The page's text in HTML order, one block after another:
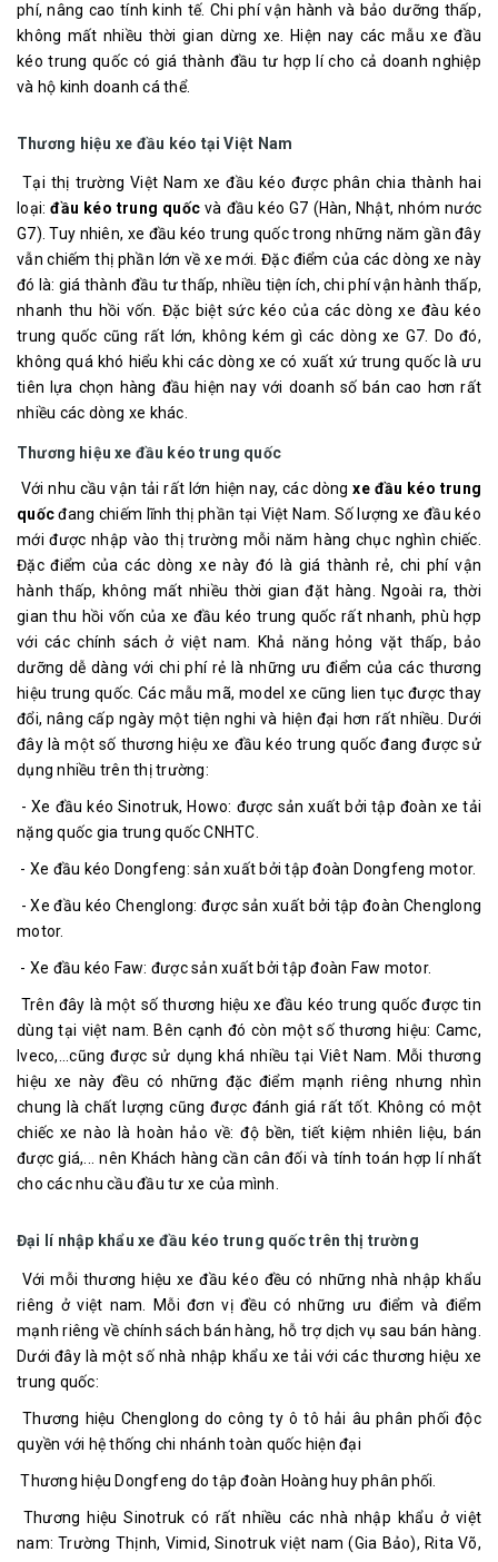
phí, nâng cao tính kinh tế. Chi phí vận hành và bảo dưỡng thấp,
không mất nhiều thời gian dừng xe. Hiện nay các mẫu xe đầu
kéo trung quốc có giá thành đầu tư hợp lí cho cả doanh nghiệp
và hộ kinh doanh cá thể.
Thương hiệu xe đầu kéo tại Việt Nam
Tại thị trường Việt Nam xe đầu kéo được phân chia thành hai
loại:đầu kéo trung quốc và đầu kéo G7 (Hàn, Nhật, nhóm nước
G7). Tuy nhiên, xe đầu kéo trung quốc trong những năm gần đây
vẫn chiếm thị phần lớn về xe mới. Đặc điểm của các dòng xe này
đó là: giá thành đầu tư thấp, nhiều tiện ích, chi phí vận hành thấp,
nhanh thu hồi vốn. Đặc biệt sức kéo của các dòng xe đàu kéo
trung quốc cũng rất lớn, không kém gì các dòng xe G7. Do đó,
không quá khó hiểu khi các dòng xe có xuất xứ trung quốc là ưu
tiên lựa chọn hàng đầu hiện nay với doanh số bán cao hơn rất
nhiều các dòng xe khác.
Thương hiệu xe đầu kéo trung quốc
Với nhu cầu vận tải rất lớn hiện nay, các dòngxe đầu kéo trung
quốcđang chiếm lĩnh thị phần tại Việt Nam. Số lượng xe đầu kéo
mới được nhập vào thị trường mỗi năm hàng chục nghìn chiếc.
Đặc điểm của các dòng xe này đó là giá thành rẻ, chi phí vận
hành thấp, không mất nhiều thời gian đặt hàng. Ngoài ra, thời
gian thu hồi vốn của xe đầu kéo trung quốc rất nhanh, phù hợp
với các chính sách ở việt nam. Khả năng hỏng vặt thấp, bảo
dưỡng dễ dàng với chi phí rẻ là những ưu điểm của các thương
hiệu trung quốc. Các mẫu mã, model xe cũng lien tục được thay
đổi, nâng cấp ngày một tiện nghi và hiện đại hơn rất nhiều. Dưới
đây là một số thương hiệu xe đầu kéo trung quốc đang được sử
dụng nhiều trên thị trường:
- Xe đầu kéo Sinotruk, Howo: được sản xuất bởi tập đoàn xe tải
nặng quốc gia trung quốc CNHTC.
- Xe đầu kéo Dongfeng: sản xuất bởi tập đoàn Dongfeng motor.
- Xe đầu kéo Chenglong: được sản xuất bởi tập đoàn Chenglong
motor.
- Xe đầu kéo Faw: được sản xuất bởi tập đoàn Faw motor.
Trên đây là một số thương hiệu xe đầu kéo trung quốc được tin
dùng tại việt nam. Bên cạnh đó còn một số thương hiệu: Camc,
Iveco,...cũng được sử dụng khá nhiều tại Viêt Nam. Mỗi thương
hiệu xe này đều có những đặc điểm mạnh riêng nhưng nhìn
chung là chất lượng cũng được đánh giá rất tốt. Không có một
chiếc xe nào là hoàn hảo về: độ bền, tiết kiệm nhiên liệu, bán
được giá,... nên Khách hàng cần cân đối và tính toán hợp lí nhất
cho các nhu cầu đầu tư xe của mình.
Đại lí nhập khẩu xe đầu kéo trung quốc trên thị trường
Với mỗi thương hiệu xe đầu kéo đều có những nhà nhập khẩu
riêng ở việt nam. Mỗi đơn vị đều có những ưu điểm và điểm
mạnh riêng về chính sách bán hàng, hỗ trợ dịch vụ sau bán hàng.
Dưới đây là một số nhà nhập khẩu xe tải với các thương hiệu xe
trung quốc:
Thương hiệu Chenglong do công ty ô tô hải âu phân phối độc
quyền với hệ thống chi nhánh toàn quốc hiện đại
Thương hiệu Dongfeng do tập đoàn Hoàng huy phân phối.
Thương hiệu Sinotruk có rất nhiều các nhà nhập khẩu ở việt
nam: Trường Thịnh, Vimid, Sinotruk việt nam (Gia Bảo), Rita Võ,